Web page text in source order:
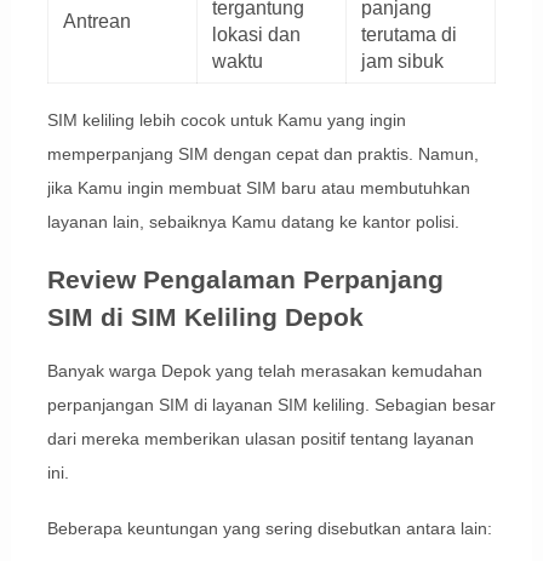
Antrean
tergantung
lokasi dan
waktu
panjang
terutama di
jam sibuk
SIM keliling lebih cocok untuk Kamu yang ingin
memperpanjang SIM dengan cepat dan praktis. Namun,
jika Kamu ingin membuat SIM baru atau membutuhkan
layanan lain, sebaiknya Kamu datang ke kantor polisi.
Review Pengalaman Perpanjang
SIM di SIM Keliling Depok
Banyak warga Depok yang telah merasakan kemudahan
perpanjangan SIM di layanan SIM keliling. Sebagian besar
dari mereka memberikan ulasan positif tentang layanan
ini.
Beberapa keuntungan yang sering disebutkan antara lain: